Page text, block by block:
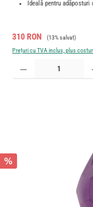
Ideală pentru adăposturi
Preț de vânzare:
310 RON Preț obișnuit:
(13% salvat)
Prețuri cu TVA inclus, plus
Cantitate produs: Introduceți
%